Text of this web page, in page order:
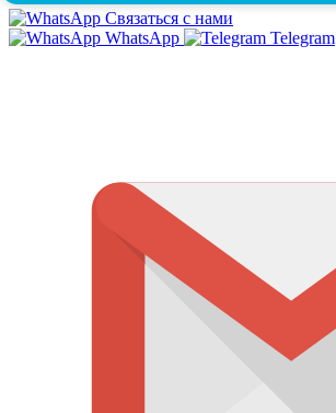
Связаться с нами
WhatsApp
Telegram